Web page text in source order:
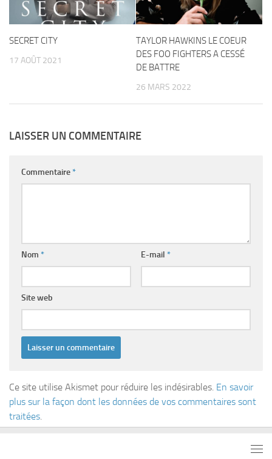
SECRET CITY
17 AOÛT 2021
TAYLOR HAWKINS LE COEUR
DES FOO FIGHTERS A CESSÉ
DE BATTRE
26 MARS 2022
LAISSER UN COMMENTAIRE
Commentaire*
Nom * E-mail *
Site web
Ce site utilise Akismet pour réduire les indésirables. En savoir
plus sur la façon dont les données de vos commentaires sont
traitées.